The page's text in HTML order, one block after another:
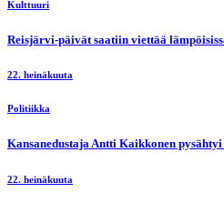
Kulttuuri
Reisjärvi-päivät saatiin viettää
22. heinäkuuta
Politiikka
Kansanedustaja Antti Kaikkonen
22. heinäkuuta